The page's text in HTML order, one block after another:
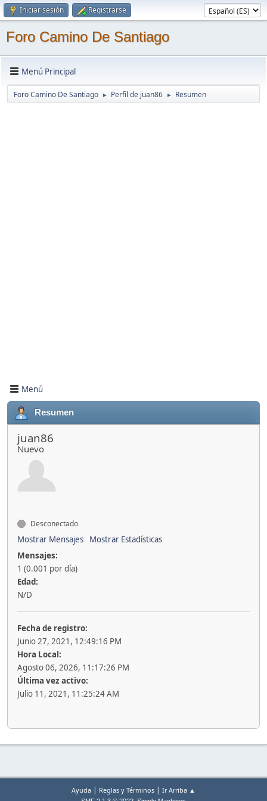
Iniciar sesión Registrarse
Foro Camino De Santiago
Menú Principal
Foro Camino De Santiago ► Perfil de juan86 ► Resumen
Menú
Resumen
juan86
Nuevo
Desconectado
Mostrar Mensajes
Mostrar Estadísticas
Mensajes:
1 (0.001 por día)
Edad:
N/D
Fecha de registro:
Junio 27, 2021, 12:49:16 PM
Hora Local:
Agosto 06, 2026, 11:17:26 PM
Última vez activo:
Julio 11, 2021, 11:25:24 AM
Ayuda | Reglas y Términos | Ir Arriba ▲